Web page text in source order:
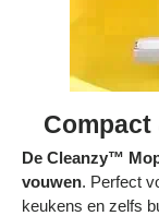
Wij steunen
Compact
De Cleanzy™
vouwen. Perfect
keukens en zelfs